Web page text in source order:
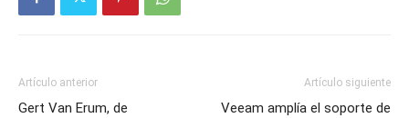
Artículo anterior
Gert Van Erum, de
Artículo siguiente
Veeam amplía el soporte de